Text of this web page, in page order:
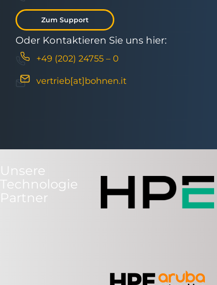
Zum Support
Oder Kontaktieren Sie uns hier:
+49 (202) 24755 – 0
vertrieb[at]bohnen.it
Unsere
Technologie
Partner